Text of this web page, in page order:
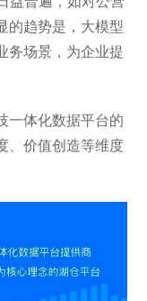
的趋势是，大模型
务场景，为企业提
一体化数据平台的
、价值创造等维度